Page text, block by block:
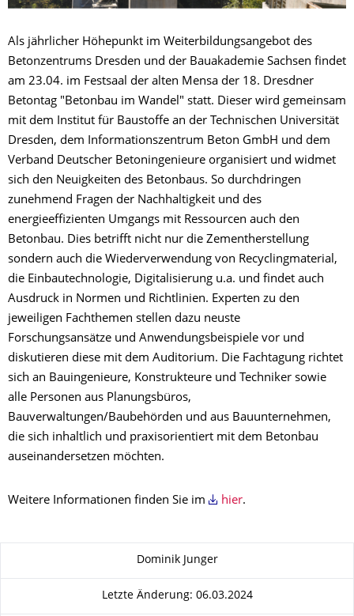
Als jährlicher Höhepunkt im Weiterbildungsangebot des
Betonzentrums Dresden und der Bauakademie Sachsen findet
am 23.04. im Festsaal der alten Mensa der 18. Dresdner
Betontag "Betonbau im Wandel" statt. Dieser wird gemeinsam
mit dem Institut für Baustoffe an der Technischen Universität
Dresden, dem Informationszentrum Beton GmbH und dem
Verband Deutscher Betoningenieure organisiert und widmet
sich den Neuigkeiten des Betonbaus. So durchdringen
zunehmend Fragen der Nachhaltigkeit und des
energieeffizienten Umgangs mit Ressourcen auch den
Betonbau. Dies betrifft nicht nur die Zementherstellung
sondern auch die Wiederverwendung von Recyclingmaterial,
die Einbautechnologie, Digitalisierung u.a. und findet auch
Ausdruck in Normen und Richtlinien. Experten zu den
jeweiligen Fachthemen stellen dazu neuste
Forschungsansätze und Anwendungsbeispiele vor und
diskutieren diese mit dem Auditorium. Die Fachtagung richtet
sich an Bauingenieure, Konstrukteure und Techniker sowie
alle Personen aus Planungsbüros,
Bauverwaltungen/Baubehörden und aus Bauunternehmen,
die sich inhaltlich und praxisorientiert mit dem Betonbau
auseinandersetzen möchten.
Weitere Informationen finden Sie im hier.
Dominik Junger
Letzte Änderung: 06.03.2024